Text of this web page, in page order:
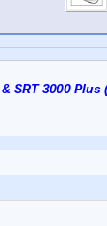
SRT 3000 Plus